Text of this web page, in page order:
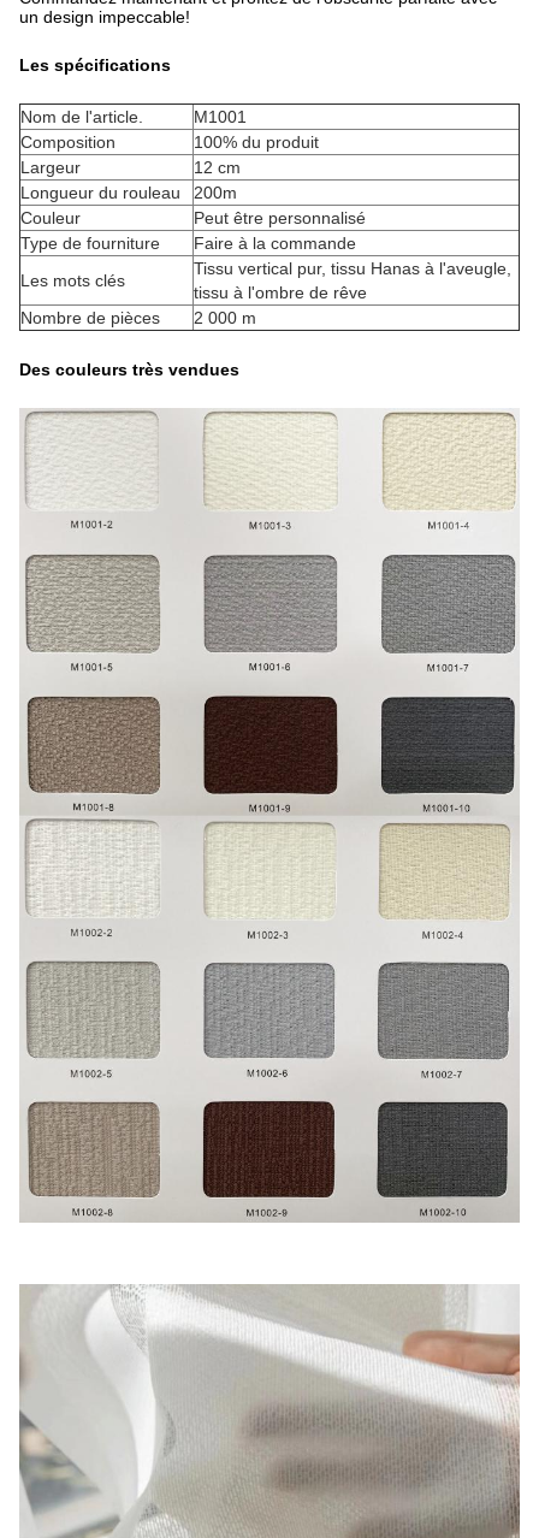
un design impeccable!
Les spécifications
Nom de l'article.
M1001
Composition
100% du produit
Largeur
12 cm
Longueur du rouleau
200m
Couleur
Peut être personnalisé
Type de fourniture
Faire à la commande
Les mots clés
Tissu vertical pur, tissu Hanas à l'aveugle,
tissu à l'ombre de rêve
Nombre de pièces
2 000 m
Des couleurs très vendues